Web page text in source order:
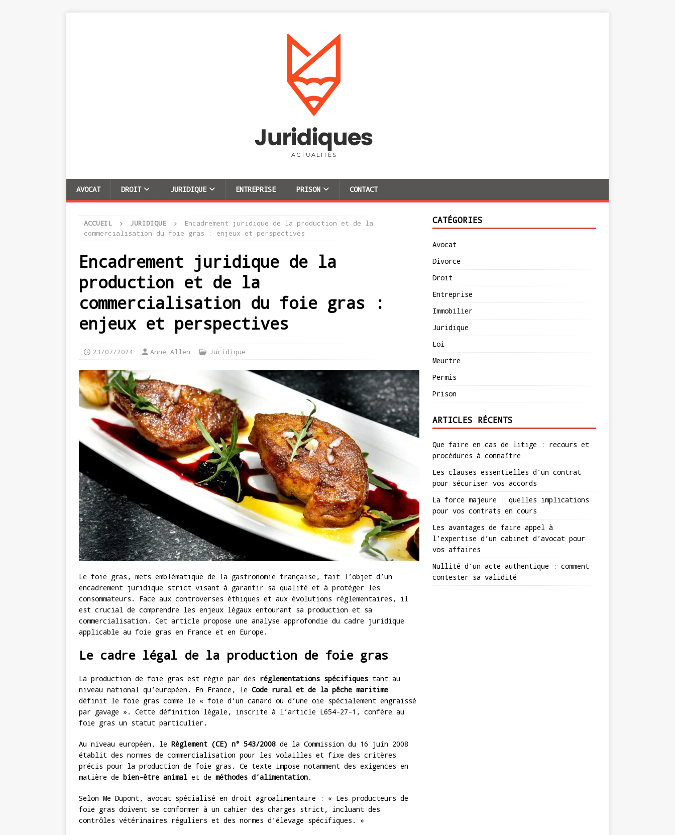
AVOCAT DROIT JURIDIQUE ENTREPRISE PRISON CONTACT
ACCUEIL JURIDIQUE
Encadrement juridique de la production et de la
commercialisation du foie gras : enjeux et perspectives
Encadrement juridique de la
production et de la
commercialisation du foie gras :
enjeux et perspectives
23/07/2024 Anne Allen Juridique
Le foie gras, mets emblématique de la gastronomie française, fait l’objet d’un
encadrement juridique strict visant à garantir sa qualité et à protéger les
consommateurs. Face aux controverses éthiques et aux évolutions réglementaires, il
est crucial de comprendre les enjeux légaux entourant sa production et sa
commercialisation. Cet article propose une analyse approfondie du cadre juridique
applicable au foie gras en France et en Europe.
Le cadre légal de la production de foie gras
La production de foie gras est régie par des réglementations spécifiques tant au
niveau national qu’européen. En France, le Code rural et de la pêche maritime
définit le foie gras comme le « foie d’un canard ou d’une oie spécialement engraissé
par gavage ». Cette définition légale, inscrite à l’article L654-27-1, confère au
foie gras un statut particulier.
Au niveau européen, le Règlement (CE) n° 543/2008 de la Commission du 16 juin 2008
établit des normes de commercialisation pour les volailles et fixe des critères
précis pour la production de foie gras. Ce texte impose notamment des exigences en
matière de bien-être animal et de méthodes d’alimentation.
Selon Me Dupont, avocat spécialisé en droit agroalimentaire : « Les producteurs de
foie gras doivent se conformer à un cahier des charges strict, incluant des
contrôles vétérinaires réguliers et des normes d’élevage spécifiques. »
CATÉGORIES
Avocat
Divorce
Droit
Entreprise
Immobilier
Juridique
Loi
Meurtre
Permis
Prison
ARTICLES RÉCENTS
Que faire en cas de litige : recours et
procédures à connaître
Les clauses essentielles d’un contrat
pour sécuriser vos accords
La force majeure : quelles implications
pour vos contrats en cours
Les avantages de faire appel à
l’expertise d’un cabinet d’avocat pour
vos affaires
Nullité d’un acte authentique : comment
contester sa validité